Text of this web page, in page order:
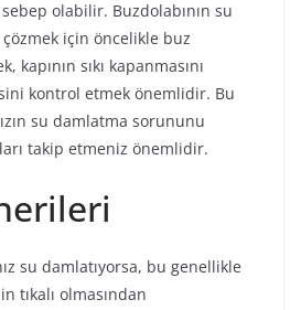
olabilir. Buzdolabının su
için öncelikle buz
kapının sıkı kapanmasını
kontrol etmek önemlidir. Bu
su damlatma sorununu
takip etmeniz önemlidir.
su damlatıyorsa, bu genellikle
tıkalı olmasından